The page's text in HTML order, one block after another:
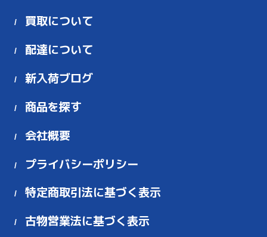
買取について
配達について
新入荷ブログ
商品を探す
会社概要
プライバシーポリシー
特定商取引法に基づく表示
古物営業法に基づく表示